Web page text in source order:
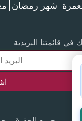
شهر رمضان
في قائمتنا البريدية